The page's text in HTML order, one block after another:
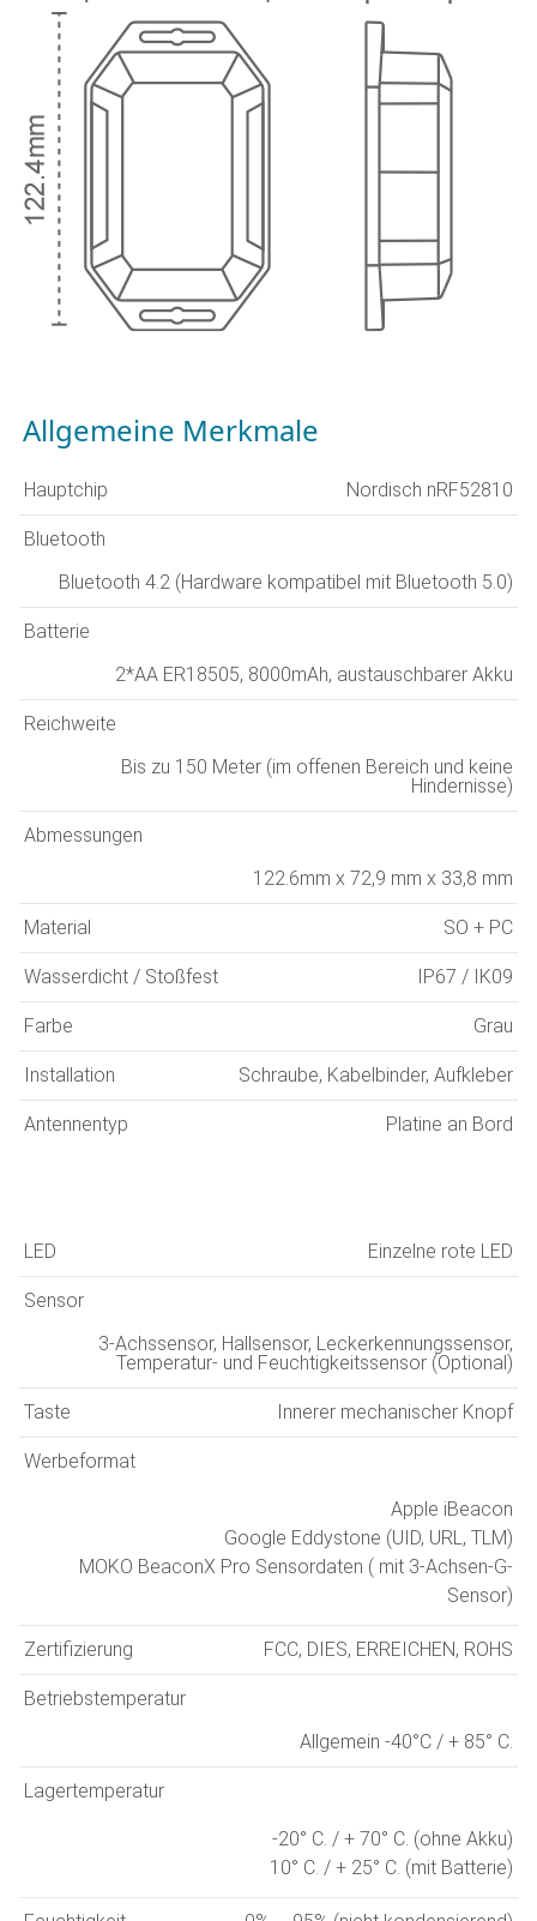
Allgemeine Merkmale
Hauptchip Nordisch nRF52810
Bluetooth
Bluetooth 4.2 (Hardware kompatibel mit Bluetooth 5.0)
Batterie
2*AA ER18505, 8000mAh, austauschbarer Akku
Reichweite
Bis zu 150 Meter (im offenen Bereich und keine
Hindernisse)
Abmessungen
122.6mm x 72,9 mm x 33,8 mm
Material SO + PC
Wasserdicht / Stoßfest IP67 / IK09
Farbe Grau
Installation Schraube, Kabelbinder, Aufkleber
Antennentyp Platine an Bord
LED Einzelne rote LED
Sensor
3-Achssensor, Hallsensor, Leckerkennungssensor,
Temperatur- und Feuchtigkeitssensor (Optional)
Taste Innerer mechanischer Knopf
Werbeformat
Apple iBeacon
Google Eddystone (UID, URL, TLM)
MOKO BeaconX Pro Sensordaten ( mit 3-Achsen-G-
Sensor)
Zertifizierung FCC, DIES, ERREICHEN, ROHS
Betriebstemperatur
Allgemein -40°C / + 85° C.
Lagertemperatur
-20° C. / + 70° C. (ohne Akku)
10° C. / + 25° C. (mit Batterie)